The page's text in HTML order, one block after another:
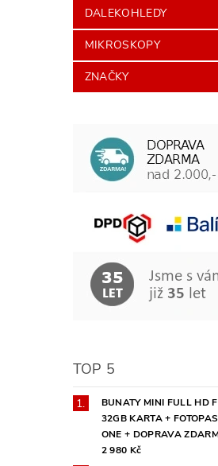
DALEKOHLEDY
MIKROSKOPY
ZNAČKY
TOP 5
BUNATY MINI FULL HD
32GB KARTA +
ONE + DOPRAVA
2 980 Kč